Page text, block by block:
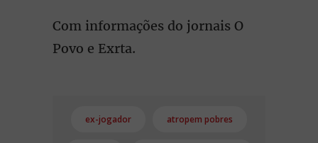
Com informações do jornais O
Povo e Exrta.
ex-jogador atropem pobres